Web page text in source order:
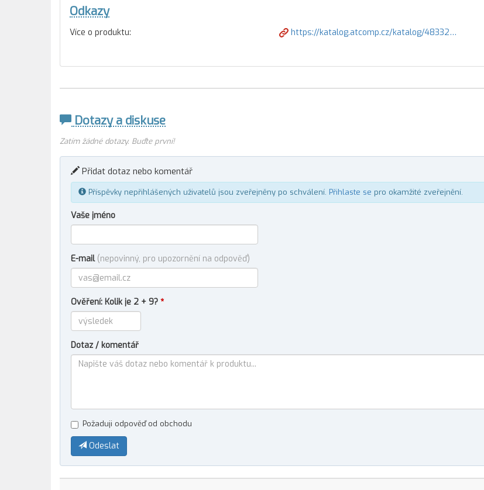
Odkazy
Více o produktu: https://katalog.atcomp.cz/katalog/48332…
Dotazy a diskuse
Zatím žádné dotazy. Buďte první!
Přidat dotaz nebo komentář
Příspěvky nepřihlášených uživatelů jsou zveřejněny po schválení. Přihlaste se pro okamžité zveřejnění.
Vaše jméno
E-mail (nepovinný, pro upozornění na odpověď)
Ověření: Kolik je 2 + 9? *
Dotaz / komentář
Požaduji odpověď od obchodu
Odeslat